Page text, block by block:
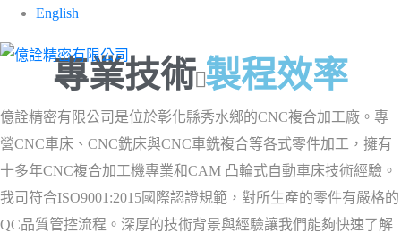
English
CNC加工服務
專業技術 製程效率
億詮精密有限公司是位於彰化縣秀水鄉的CNC複合加工廠。專
營CNC車床、CNC銑床與CNC車銑複合等各式零件加工，擁有
十多年CNC複合加工機專業和CAM 凸輪式自動車床技術經驗。
我司符合ISO9001:2015國際認證規範，對所生產的零件有嚴格的
QC品質管控流程。深厚的技術背景與經驗讓我們能夠快速了解